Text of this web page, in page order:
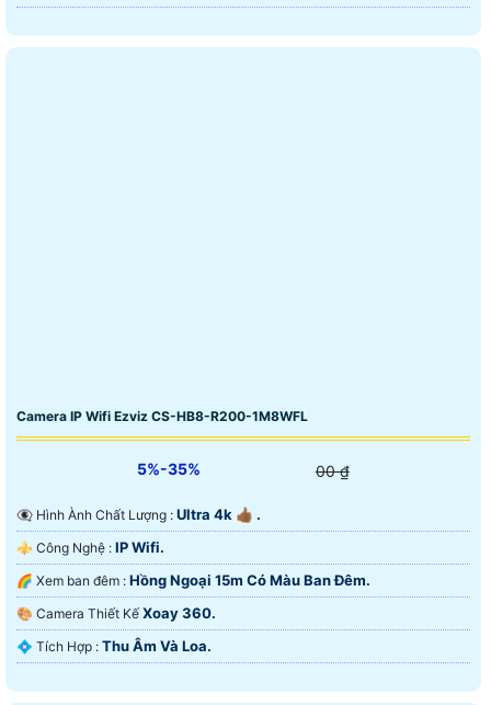
Camera IP Wifi Ezviz CS-HB8-R200-1M8WFL
5%-35% 00 ₫
👁️‍🗨 Hình Ành Chất Lượng : Ultra 4k 👍🏾 .
⚜️ Công Nghệ : IP Wifi.
🌈 Xem ban đêm : Hồng Ngoại 15m Có Màu Ban Ðêm.
🎨 Camera Thiết Kế Xoay 360.
️💠 Tích Hợp : Thu Âm Và Loa.